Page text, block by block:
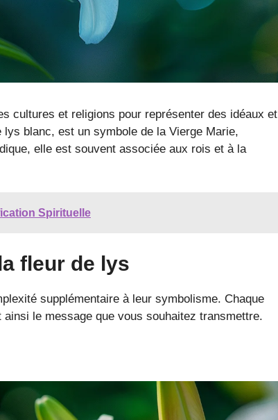
cultures et religions pour représenter des idéaux et
blanc, est un symbole de la Vierge Marie,
elle est souvent associée aux rois et à la
Spirituelle
fleur de lys
supplémentaire à leur symbolisme. Chaque
le message que vous souhaitez transmettre.